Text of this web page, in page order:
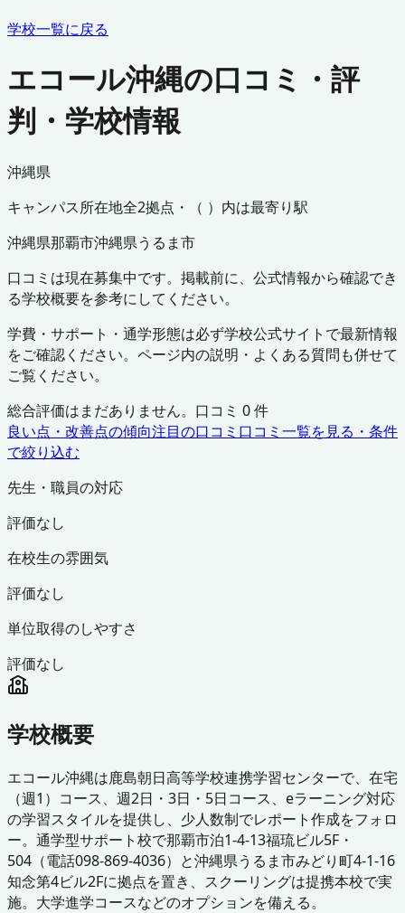
学校一覧に戻る
エコール沖縄の口コミ・評
判・学校情報
沖縄県
キャンパス所在地全2拠点・（ ）内は最寄り駅
沖縄県那覇市沖縄県うるま市
口コミは現在募集中です。掲載前に、公式情報から確認でき
る学校概要を参考にしてください。
学費・サポート・通学形態は必ず学校公式サイトで最新情報
をご確認ください。ページ内の説明・よくある質問も併せて
ご覧ください。
総合評価はまだありません。口コミ 0件
良い点・改善点の傾向注目の口コミ 口コミ一覧を見る・条件
で絞り込む
先生・職員の対応
評価なし
在校生の雰囲気
評価なし
単位取得のしやすさ
評価なし
学校概要
エコール沖縄は鹿島朝日高等学校連携学習センターで、在宅
（週1）コース、週2日・3日・5日コース、eラーニング対応
の学習スタイルを提供し、少人数制でレポート作成をフォロ
ー。通学型サポート校で那覇市泊1-4-13福琉ビル5F・
504（電話098-869-4036）と沖縄県うるま市みどり町4-1-16
知念第4ビル2Fに拠点を置き、スクーリングは提携本校で実
施。大学進学コースなどのオプションを備える。